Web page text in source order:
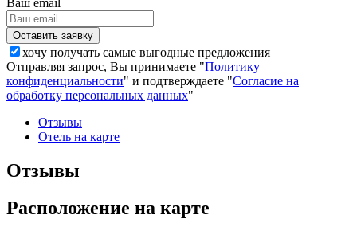
хочу получать самые выгодные предложения
Отправляя запрос, Вы принимаете "Политику
конфиденциальности" и подтверждаете "Согласие на
обработку персональных данных"
Отзывы
Отель на карте
Отзывы
Расположение на карте